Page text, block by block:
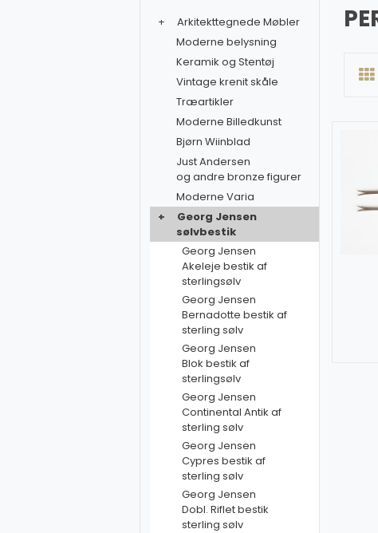
+
Arkitekttegnede Møbler
Moderne belysning
Keramik og Stentøj
Vintage krenit skåle
Træartikler
Moderne Billedkunst
Bjørn Wiinblad
Just Andersen
og andre bronze figurer
Moderne Varia
+
Georg Jensen
sølvbestik
Georg Jensen
Akeleje bestik af
sterlingsølv
Georg Jensen
Bernadotte bestik af
sterling sølv
Georg Jensen
Blok bestik af
sterlingsølv
Georg Jensen
Continental Antik af
sterling sølv
Georg Jensen
Cypres bestik af
sterling sølv
Georg Jensen
Dobl. Riflet bestik
sterling sølv